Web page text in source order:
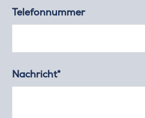
Telefonnummer
Nachricht*